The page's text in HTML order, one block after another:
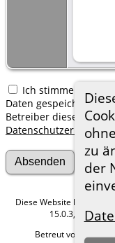
zu
der
Ich stimme zu,
Daten gespeichert
Betreiber dieser
Datenschutzerklärung
Diese Website läuft mit
15.0.3,
Betreut von